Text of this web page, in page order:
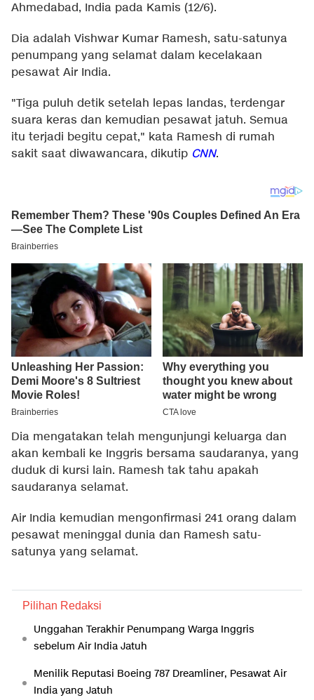
Ahmedabad, India pada Kamis (12/6).
Dia adalah Vishwar Kumar Ramesh, satu-satunya
penumpang yang selamat dalam kecelakaan
pesawat Air India.
"Tiga puluh detik setelah lepas landas, terdengar
suara keras dan kemudian pesawat jatuh. Semua
itu terjadi begitu cepat," kata Ramesh di rumah
sakit saat diwawancara, dikutip CNN.
Dia mengatakan telah mengunjungi keluarga dan
akan kembali ke Inggris bersama saudaranya, yang
duduk di kursi lain. Ramesh tak tahu apakah
saudaranya selamat.
Air India kemudian mengonfirmasi 241 orang dalam
pesawat meninggal dunia dan Ramesh satu-
satunya yang selamat.
Pilihan Redaksi
Unggahan Terakhir Penumpang Warga Inggris
sebelum Air India Jatuh
Menilik Reputasi Boeing 787 Dreamliner, Pesawat Air
India yang Jatuh